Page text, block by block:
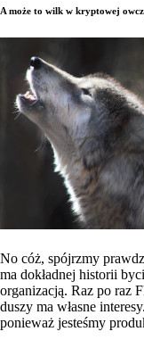
A może to wilk w kryptowej
No cóż, spójrzmy
ma dokładnej historii
organizacją. Raz po raz
duszy ma własne
ponieważ jesteśmy